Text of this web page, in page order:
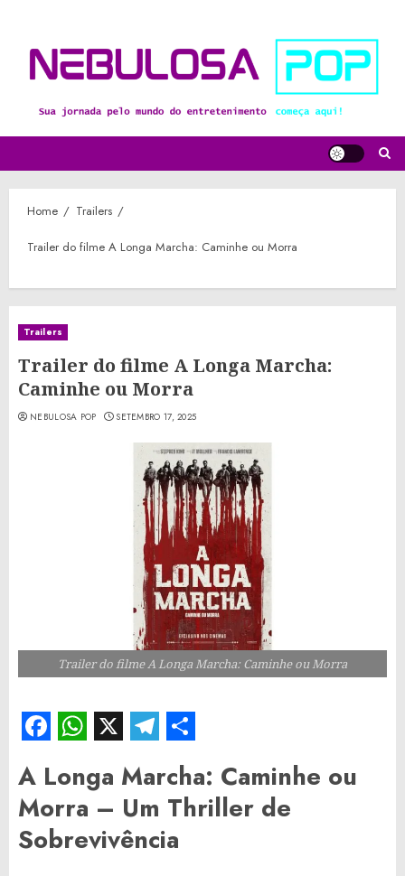
content
Home Trailers
Trailer do filme A Longa Marcha: Caminhe ou Morra
Trailers
Trailer do filme A Longa Marcha:
Caminhe ou Morra
NEBULOSA POP SETEMBRO 17, 2025
Trailer do filme A Longa Marcha: Caminhe ou Morra
Facebook
WhatsApp
X Telegram
Share
A Longa Marcha: Caminhe ou
Morra – Um Thriller de
Sobrevivência